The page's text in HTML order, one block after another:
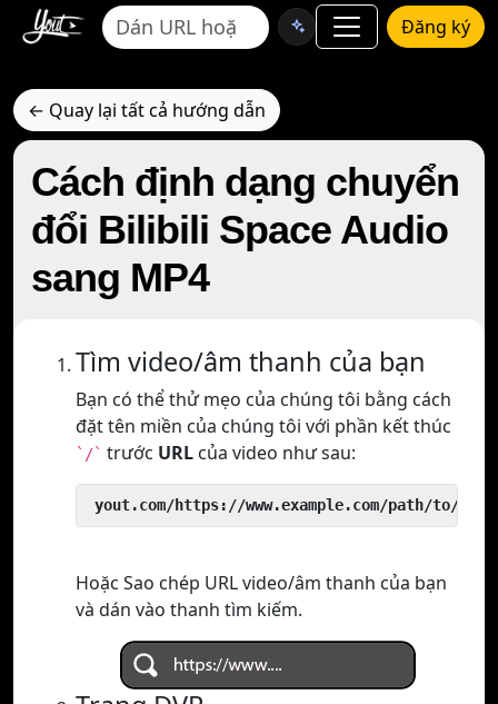
Đăng ký
← Quay lại tất cả hướng dẫn
Cách định dạng chuyển
đổi Bilibili Space Audio
sang MP4
Tìm video/âm thanh của bạn
Bạn có thể thử mẹo của chúng tôi bằng cách
đặt tên miền của chúng tôi với phần kết thúc
`/` trước URL của video như sau:
yout.com/https://www.example.com/path/to/
Hoặc Sao chép URL video/âm thanh của bạn
và dán vào thanh tìm kiếm.